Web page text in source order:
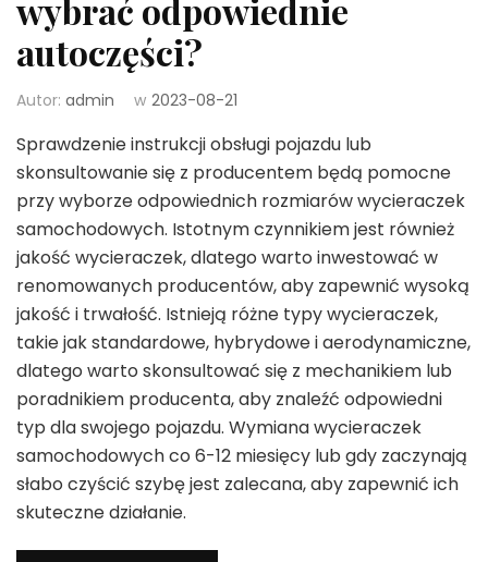
wybrać odpowiednie
autoczęści?
Autor: admin w 2023-08-21
Sprawdzenie instrukcji obsługi pojazdu lub
skonsultowanie się z producentem będą pomocne
przy wyborze odpowiednich rozmiarów wycieraczek
samochodowych. Istotnym czynnikiem jest również
jakość wycieraczek, dlatego warto inwestować w
renomowanych producentów, aby zapewnić wysoką
jakość i trwałość. Istnieją różne typy wycieraczek,
takie jak standardowe, hybrydowe i aerodynamiczne,
dlatego warto skonsultować się z mechanikiem lub
poradnikiem producenta, aby znaleźć odpowiedni
typ dla swojego pojazdu. Wymiana wycieraczek
samochodowych co 6-12 miesięcy lub gdy zaczynają
słabo czyścić szybę jest zalecana, aby zapewnić ich
skuteczne działanie.